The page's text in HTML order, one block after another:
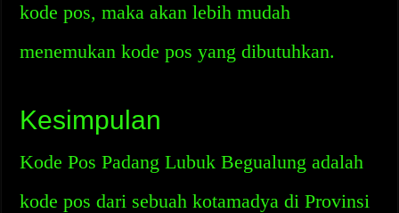
kode pos, maka akan lebih mudah
menemukan kode pos yang dibutuhkan.
Kesimpulan
Kode Pos Padang Lubuk Begualung adalah
kode pos dari sebuah kotamadya di Provinsi